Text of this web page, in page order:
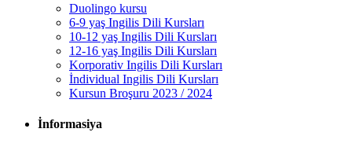
Duolingo kursu
6-9 yaş Ingilis Dili Kursları
10-12 yaş Ingilis Dili Kursları
12-16 yaş Ingilis Dili Kursları
Korporativ Ingilis Dili Kursları
İndividual Ingilis Dili Kursları
Kursun Broşuru 2023 / 2024
İnformasiya